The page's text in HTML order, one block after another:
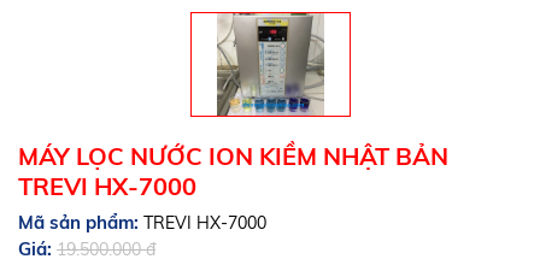
MÁY LỌC NƯỚC ION KIỀM NHẬT BẢN
TREVI HX-7000
Mã sản phẩm: TREVI HX-7000
Giá: 19.500.000 đ